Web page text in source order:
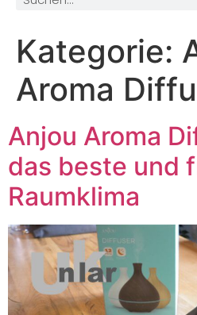
Kategorie:
Aroma
Anjou Aroma
das beste und
Raumklima